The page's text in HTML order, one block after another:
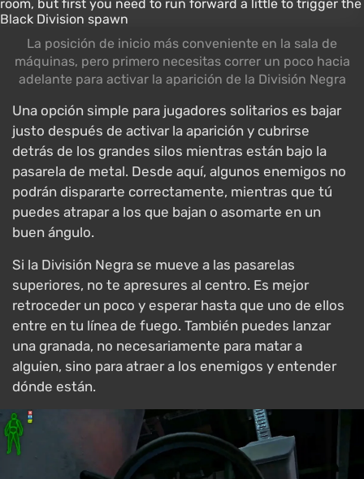
La posición de inicio más conveniente en la sala de
máquinas, pero primero necesitas correr un poco hacia
adelante para activar la aparición de la División Negra
Una opción simple para jugadores solitarios es bajar
justo después de activar la aparición y cubrirse
detrás de los grandes silos mientras están bajo la
pasarela de metal. Desde aquí, algunos enemigos no
podrán dispararte correctamente, mientras que tú
puedes atrapar a los que bajan o asomarte en un
buen ángulo.
Si la División Negra se mueve a las pasarelas
superiores, no te apresures al centro. Es mejor
retroceder un poco y esperar hasta que uno de ellos
entre en tu línea de fuego. También puedes lanzar
una granada, no necesariamente para matar a
alguien, sino para atraer a los enemigos y entender
dónde están.